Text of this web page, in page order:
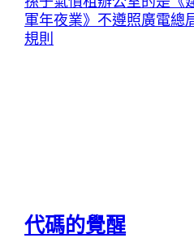
軍年夜業》不遵照廣電總
規則
代碼的覺醒